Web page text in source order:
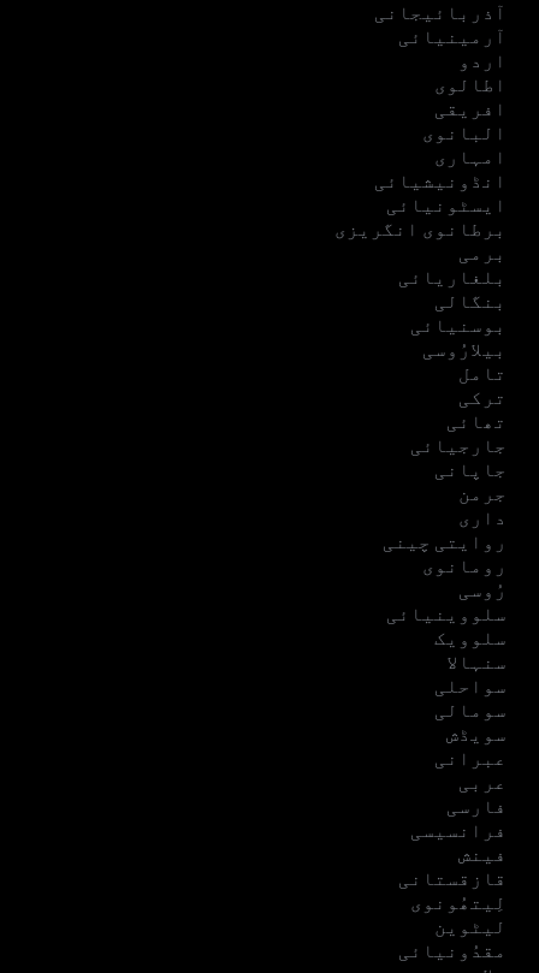
آذربائیجانی
آرمینیائی
اردو
اطالوی
افریقی
البانوی
امہاری
انڈونیشیائی
ایسٹونیائی
برطانوی انگریزی
برمی
بلغاریائی
بنگالی
بوسنیائی
بیلارُوسی
تامل
ترکی
تھائی
جارجیائی
جاپانی
جرمن
داری
روایتی چینی
رومانوی
رُوسی
سلووینیائی
سلوویک
سنہالا
سواحلی
سومالی
سویڈش
عبرانی
عربی
فارسی
فرانسیسی
فینش
قازقستانی
لِیتھُونوی
لیٹوین
مقدُونیائی